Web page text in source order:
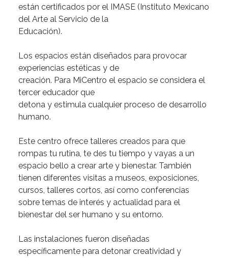
están certificados por el IMASE (Instituto Mexicano
del Arte al Servicio de la
Educación).
Los espacios están diseñados para provocar
experiencias estéticas y de
creación. Para MiCentro el espacio se considera el
tercer educador que
detona y estimula cualquier proceso de desarrollo
humano.
Este centro ofrece talleres creados para que
rompas tu rutina, te des tu tiempo y vayas a un
espacio bello a crear arte y bienestar. También
tienen diferentes visitas a museos, exposiciones,
cursos, talleres cortos, así como conferencias
sobre temas de interés y actualidad para el
bienestar del ser humano y su entorno.
Las instalaciones fueron diseñadas
específicamente para detonar creatividad y